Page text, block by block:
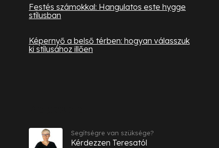
Festés számokkal: Hangulatos este hygge
stílusban
Képernyő a belső térben: hogyan válasszuk
ki stílusához illően
Segítségre van szüksége?
Kérdezzen Teresatól